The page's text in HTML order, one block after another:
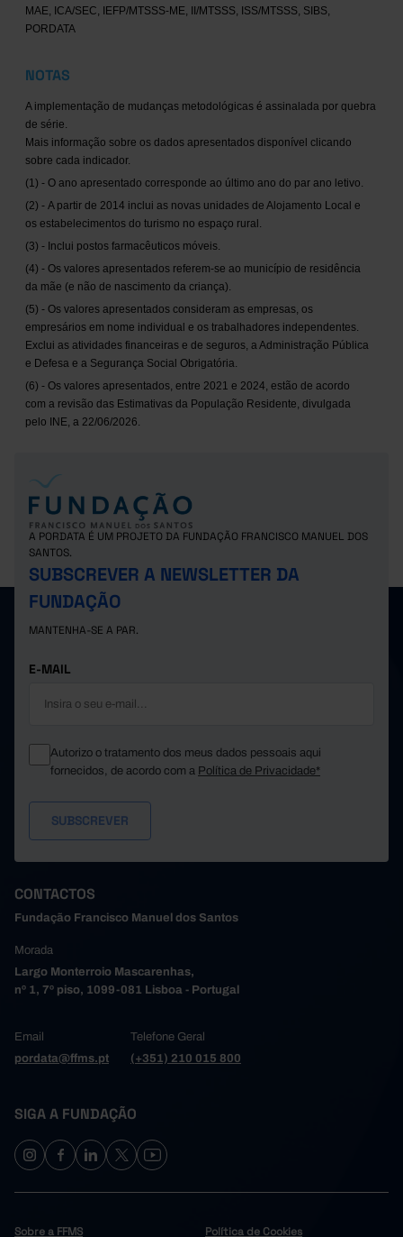
MAE, ICA/SEC, IEFP/MTSSS-ME, II/MTSSS, ISS/MTSSS, SIBS,
PORDATA
NOTAS
A implementação de mudanças metodológicas é assinalada por quebra
de série.
Mais informação sobre os dados apresentados disponível clicando
sobre cada indicador.
(1) - O ano apresentado corresponde ao último ano do par ano letivo.
(2) - A partir de 2014 inclui as novas unidades de Alojamento Local e
os estabelecimentos do turismo no espaço rural.
(3) - Inclui postos farmacêuticos móveis.
(4) - Os valores apresentados referem-se ao município de residência
da mãe (e não de nascimento da criança).
(5) - Os valores apresentados consideram as empresas, os
empresários em nome individual e os trabalhadores independentes.
Exclui as atividades financeiras e de seguros, a Administração Pública
e Defesa e a Segurança Social Obrigatória.
(6) - Os valores apresentados, entre 2021 e 2024, estão de acordo
com a revisão das Estimativas da População Residente, divulgada
pelo INE, a 22/06/2026.
A PORDATA É UM PROJETO DA FUNDAÇÃO FRANCISCO MANUEL DOS
SANTOS.
SUBSCREVER A NEWSLETTER DA
FUNDAÇÃO
MANTENHA-SE A PAR.
E-MAIL
Autorizo o tratamento dos meus dados pessoais aqui
fornecidos, de acordo com a Política de Privacidade*
CONTACTOS
Fundação Francisco Manuel dos Santos
Morada
Largo Monterroio Mascarenhas,
nº 1, 7º piso, 1099-081 Lisboa - Portugal
Email
pordata@ffms.pt
Telefone Geral
(+351) 210 015 800
SIGA A FUNDAÇÃO
Sobre a FFMS Política de Cookies